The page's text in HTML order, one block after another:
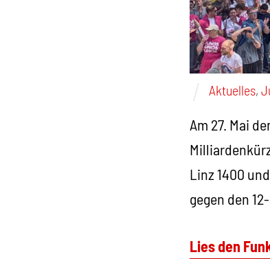
Aktuelles,
Am 27. Mai
Linz 1400
gegen den
Lies den